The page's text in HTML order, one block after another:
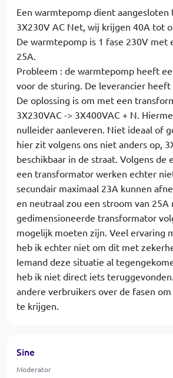
Een warmtepomp dient aangesloten
3X230V AC Net, wij krijgen 40A tot
De warmtepomp is 1 fase 230V met
25A.
Probleem : de warmtepomp heeft
voor de sturing. De leverancier
De oplossing is om met een
3X230VAC -> 3X400VAC + N.
nulleider aanleveren. Niet ideaal of
hier zit volgens ons niet anders op,
beschikbaar in de straat. Volgens de
een transformator werken echter
secundair maximaal 23A kunnen
en neutraal zou een stroom van 25A
gedimensioneerde transformator
mogelijk moeten zijn. Veel ervaring
heb ik echter niet om dit met
Iemand deze situatie al
heb ik niet direct iets
andere verbruikers over de fasen
te krijgen.
Sine
Moderator